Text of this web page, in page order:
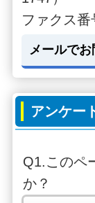
ファクス
メールで
アンケー
Q1.このペ
か？